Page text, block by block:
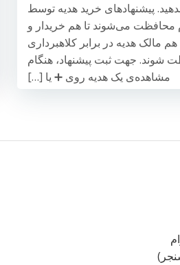
پیشنهادهای خرید هدیه توسط
محافظت می‌شوند تا هم خریدار و
هم مالک هدیه در برابر کلاهبرداری
شوند. جهت ثبت پیشنهاد، هنگام
مشاهده‌ی یک هدیه روی ➕ یا […]